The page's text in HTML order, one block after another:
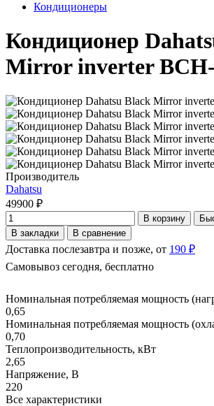
Кондиционеры
Кондиционер
Mirror inverter
Производитель
Dahatsu
49900 ₽
В корзину
В закладки
В сравнение
Доставка послезавтра и позже, от 190 ₽
Самовывоз сегодня, бесплатно
Номинальная потребляемая мощность
0,65
Номинальная потребляемая мощность
0,70
Теплопроизводительность, кВт
2,65
Напряжение, В
220
Все характеристики